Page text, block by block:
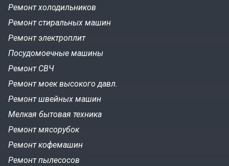
Ремонт холодильников
Ремонт стиральных машин
Ремонт электроплит
Посудомоечные машины
Ремонт СВЧ
Ремонт моек высокого давл.
Ремонт швейных машин
Мелкая бытовая техника
Ремонт мясорубок
Ремонт кофемашин
Ремонт пылесосов